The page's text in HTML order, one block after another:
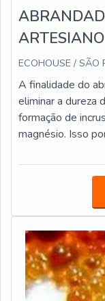
ARTESIANO
ECOHOUSE / SÃO
A finalidade do
eliminar a dureza
formação de
magnésio. Isso
POSSUI
fortemente
sódico, que é
magnésio pelo
regenerada
de acordo com a
abrandador de